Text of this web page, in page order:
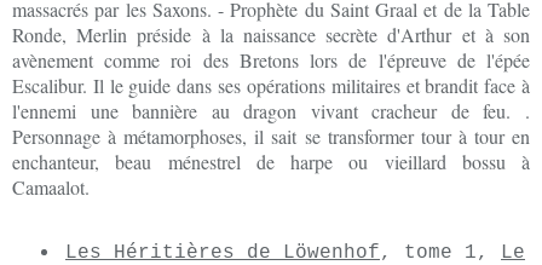
massacrés par les Saxons. - Prophète du Saint Graal et de la Table
Ronde, Merlin préside à la naissance secrète d'Arthur et à son
avènement comme roi des Bretons lors de l'épreuve de l'épée
Escalibur. Il le guide dans ses opérations militaires et brandit face à
l'ennemi une bannière au dragon vivant cracheur de feu. .
Personnage à métamorphoses, il sait se transformer tour à tour en
enchanteur, beau ménestrel de harpe ou vieillard bossu à
Camaalot.
Les Héritières de Löwenhof, tome 1,
Le